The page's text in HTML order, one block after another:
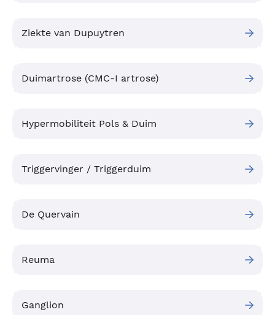
Ziekte van Dupuytren
Duimartrose (CMC-I artrose)
Hypermobiliteit Pols & Duim
Triggervinger / Triggerduim
De Quervain
Reuma
Ganglion